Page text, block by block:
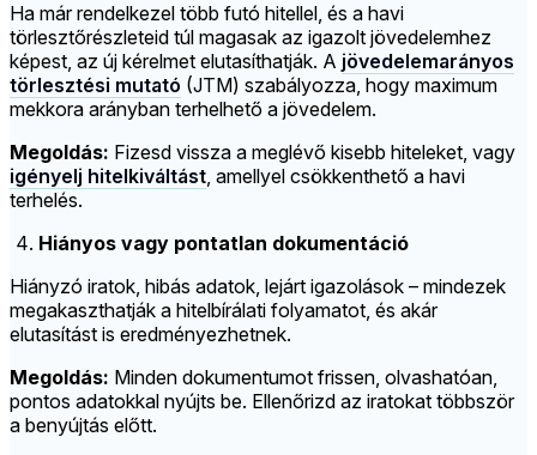
Ha már rendelkezel több futó hitellel, és a havi
törlesztőrészleteid túl magasak az igazolt jövedelemhez
képest, az új kérelmet elutasíthatják. A jövedelemarányos
törlesztési mutató (JTM) szabályozza, hogy maximum
mekkora arányban terhelhető a jövedelem.
Megoldás: Fizesd vissza a meglévő kisebb hiteleket, vagy
igényelj hitelkiváltást, amellyel csökkenthető a havi
terhelés.
Hiányos vagy pontatlan dokumentáció
Hiányzó iratok, hibás adatok, lejárt igazolások – mindezek
megakaszthatják a hitelbírálati folyamatot, és akár
elutasítást is eredményezhetnek.
Megoldás: Minden dokumentumot frissen, olvashatóan,
pontos adatokkal nyújts be. Ellenőrizd az iratokat többször
a benyújtás előtt.